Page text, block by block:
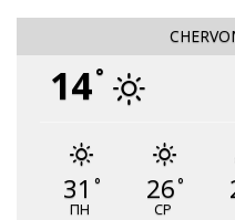
14°
31 °
ПН
26°
СР